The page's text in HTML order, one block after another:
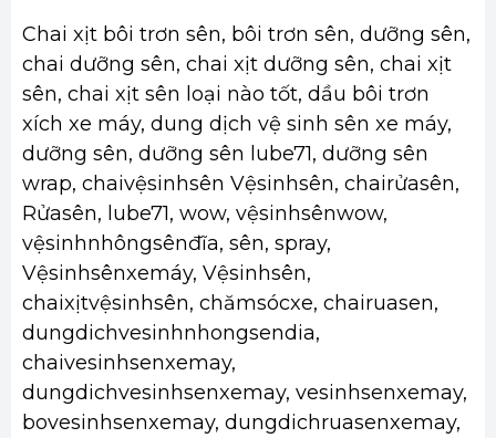
Chai xịt bôi trơn sên, bôi trơn sên, dưỡng sên,
chai dưỡng sên, chai xịt dưỡng sên, chai xịt
sên, chai xịt sên loại nào tốt, dầu bôi trơn
xích xe máy, dung dịch vệ sinh sên xe máy,
dưỡng sên, dưỡng sên lube71, dưỡng sên
wrap, chaivệsinhsên Vệsinhsên, chairửasên,
Rửasên, lube71, wow, vệsinhsênwow,
vệsinhnhôngsênđĩa, sên, spray,
Vệsinhsênxemáy, Vệsinhsên,
chaixịtvệsinhsên, chămsócxe, chairuasen,
dungdichvesinhnhongsendia,
chaivesinhsenxemay,
dungdichvesinhsenxemay, vesinhsenxemay,
bovesinhsenxemay, dungdichruasenxemay,